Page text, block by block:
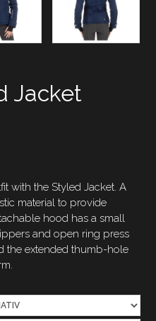
Jacket
with the Styled Jacket. A
material to provide
hood has a small
and open ring press
the extended thumb-hole